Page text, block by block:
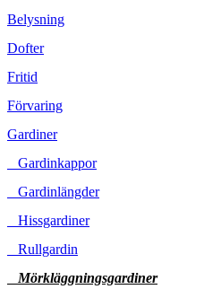
Belysning
Dofter
Fritid
Förvaring
Gardiner
Gardinkappor
Gardinlängder
Hissgardiner
Rullgardin
Mörkläggningsgardiner